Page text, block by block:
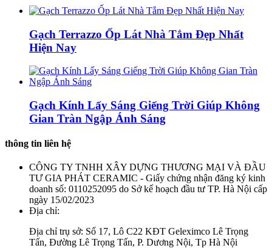
Gạch Terrazzo Ốp Lát Nhà Tắm Đẹp Nhất
Hiện Nay
Gạch Kính Lấy Sáng Giếng Trời Giúp Không
Gian Tràn Ngập Ánh Sáng
thông tin liên hệ
CÔNG TY TNHH XÂY DỰNG THƯƠNG MẠI VÀ ĐẦU
TƯ GIA PHÁT CERAMIC - Giấy chứng nhận đăng ký kinh
doanh số: 0110252095 do Sở kế hoạch đầu tư TP. Hà Nội cấp
ngày 15/02/2023
Địa chỉ:
Địa chỉ trụ sở: Số 17, Lô C22 KĐT Geleximco Lê Trọng
Tấn, Đường Lê Trọng Tấn, P. Dương Nội, Tp Hà Nội